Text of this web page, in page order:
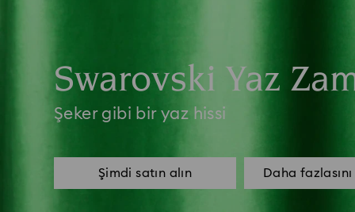
Swarovski Yaz
Şeker gibi bir yaz hissi
Şimdi satın alın Daha